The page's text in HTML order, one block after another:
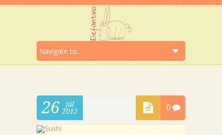
26
júl
2012
0